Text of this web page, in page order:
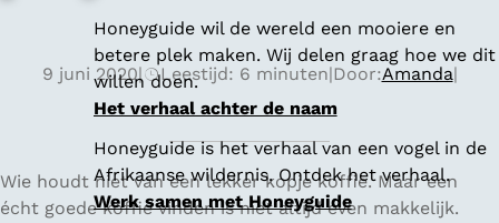
Honeyguide wil de wereld een mooiere en
betere plek maken. Wij delen graag hoe we dit
willen doen.
Het verhaal achter de naam
Honeyguide is het verhaal van een vogel in de
Afrikaanse wildernis. Ontdek het verhaal.
Werk samen met Honeyguide
9 juni 2020| Leestijd: 6 minuten|Door:Amanda|
Wie houdt niet van een lekker kopje koffie. Maar een
écht goede koffie vinden is niet altijd even makkelijk.